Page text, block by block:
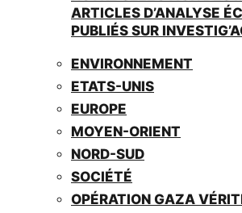
ARTICLES D’ANALYSE
PUBLIÉS SUR
ENVIRONNEMENT
ETATS-UNIS
EUROPE
MOYEN-ORIENT
NORD-SUD
SOCIÉTÉ
OPÉRATION GAZA